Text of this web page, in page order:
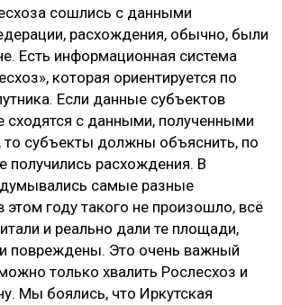
сошлись с данными
расхождения, обычно, были
Есть информационная система
которая ориентируется по
Если данные субъектов
сходятся с данными, полученными
то субъекты должны объяснить, по
получились расхождения. В
самые разные
этом году такого не произошло, всё
и реально дали те площади,
повреждены. Это очень важный
только хвалить Рослесхоз и
Мы боялись, что Иркутская